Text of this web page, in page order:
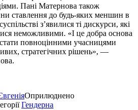
Пані Матернова також
ставлення до будь-яких меншин в
з’явилися ті дискурси, які
неможливими. «І це добра основа
повноцінними учасницями
стратегічних рішень», —
Оприлюднено
Гендерна